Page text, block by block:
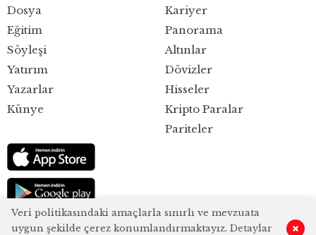
Dosya
Eğitim
Kariyer
Panorama
Söyleşi
Yatırım
Yazarlar
Künye
Altınlar
Dövizler
Hisseler
Kripto Paralar
Pariteler
Veri politikasındaki amaçlarla sınırlı ve mevzuata
uygun şekilde çerez konumlandırmaktayız. Detaylar